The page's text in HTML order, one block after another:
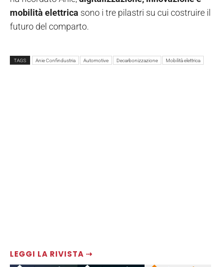
LEGGI LA RIVISTA ⇢
mobilità elettrica sono i tre pilastri su cui costruire il
futuro del comparto.
TAGS Anie Confindustria Automotive Decarbonizzazione Mobilità elettrica